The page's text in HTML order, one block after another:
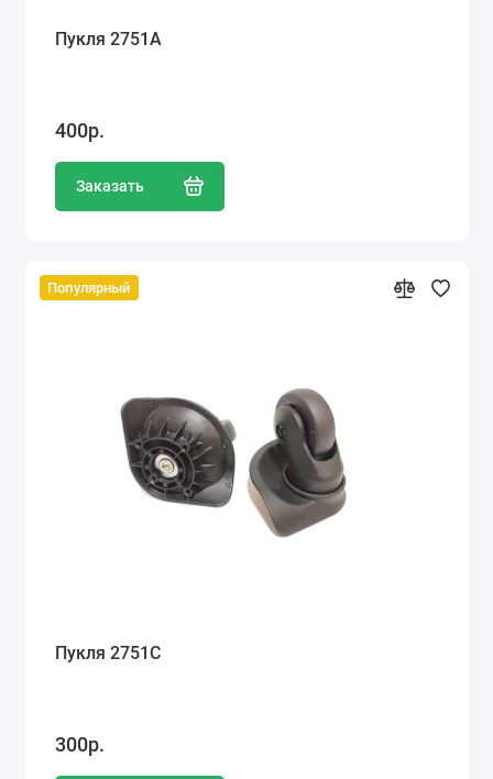
Пукля 2751А
400р.
Заказать
Популярный
Пукля 2751С
300р.